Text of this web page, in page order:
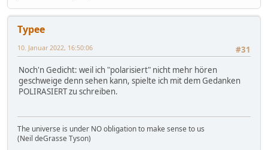
Typee
#31
10. Januar 2022, 16:50:06
Noch'n Gedicht: weil ich "polarisiert" nicht mehr hören
geschweige denn sehen kann, spielte ich mit dem Gedanken
POLIRASIERT zu schreiben.
The universe is under NO obligation to make sense to us
(Neil deGrasse Tyson)